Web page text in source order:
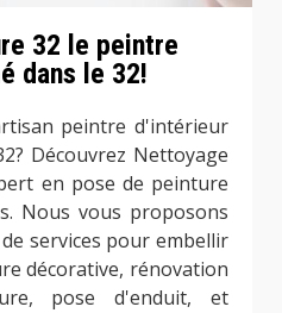
32 le peintre
dans le 32!
peintre d'intérieur
Découvrez Nettoyage
en pose de peinture
Nous vous proposons
services pour embellir
décorative, rénovation
pose d'enduit, et